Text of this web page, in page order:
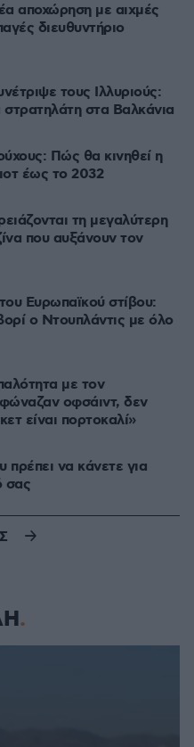
αποχώρηση με αιχμές
διευθυντήριο
τους Ιλλυριούς:
στα Βαλκάνια
Πώς θα κινηθεί η
έως το 2032
τη μεγαλύτερη
που αυξάνουν τον
Ευρωπαϊκού στίβου:
ο Ντουπλάντις με όλο
με τον
οφσάιντ, δεν
είναι πορτοκαλί»
πρέπει να κάνετε για
σας